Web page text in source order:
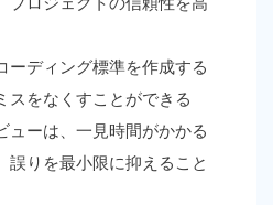
ーディング標準を作成する
スをなくすことができる
ューは、一見時間がかかる
誤りを最小限に抑えること